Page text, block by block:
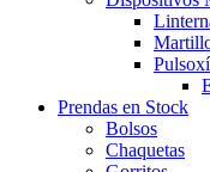
Prendas en Stock
Bolsos
Chaquetas